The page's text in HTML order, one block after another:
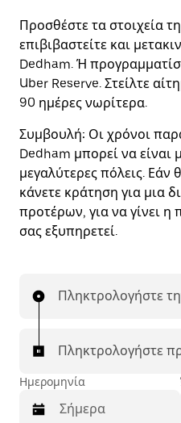
Προσθέστε τα στοιχεία
επιβιβαστείτε και
Dedham. Ή
Uber Reserve. Στείλτε
90 ημέρες νωρίτερα.
Συμβουλή: Οι χρόνοι
Dedham μπορεί να είναι
μεγαλύτερες πόλεις. Εάν
κάνετε κράτηση για μια
προτέρων, για να γίνει
σας εξυπηρετεί.
Πληκτρολογήστε
Πληκτρολογήστε
Ημερομηνία